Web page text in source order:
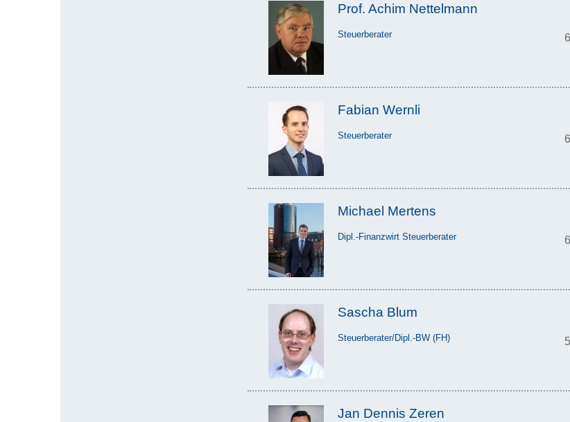
Prof. Achim Nettelmann
Steuerberater
Fabian Wernli
Steuerberater
Michael Mertens
Dipl.-Finanzwirt Steuerberater
Sascha Blum
Steuerberater/Dipl.-BW (FH)
Jan Dennis Zeren